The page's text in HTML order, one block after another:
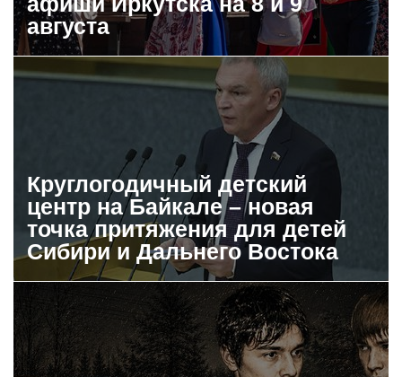
августа
Круглогодичный детский
центр на Байкале – новая
точка притяжения для детей
Сибири и Дальнего Востока